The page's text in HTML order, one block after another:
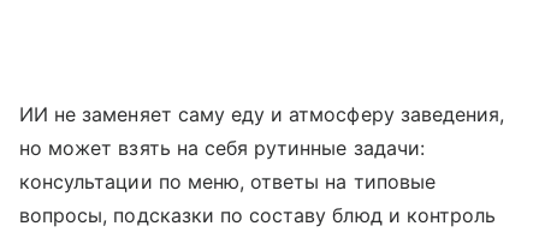
ИИ не заменяет саму еду и атмосферу заведения,
но может взять на себя рутинные задачи:
консультации по меню, ответы на типовые
вопросы, подсказки по составу блюд и контроль